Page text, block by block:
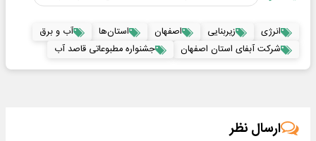
انرژی زیربنایی اصفهان استان‌ها
آب و برق
شرکت آبفای استان اصفهان
جشنواره مطبوعاتی قاصد آب
ارسال نظر